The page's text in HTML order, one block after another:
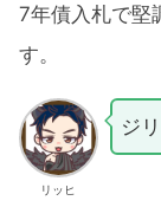
7年債入札で堅
す。
リッヒ
ジ